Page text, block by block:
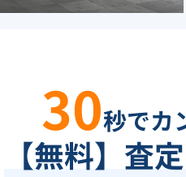
30秒でカ
【無料】査